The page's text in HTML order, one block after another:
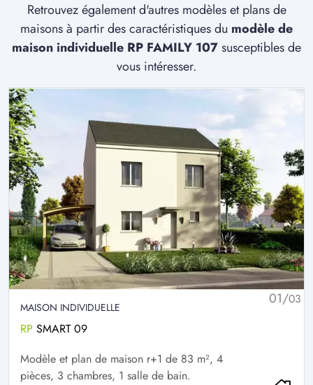
Retrouvez également d'autres modèles et plans de
maisons à partir des caractéristiques du modèle de
maison individuelle RP FAMILY 107susceptibles de
vous intéresser.
01/03
MAISON INDIVIDUELLE
RP SMART 09
Modèle et plan de maison r+1 de 83 m², 4
pièces, 3 chambres, 1 salle de bain.